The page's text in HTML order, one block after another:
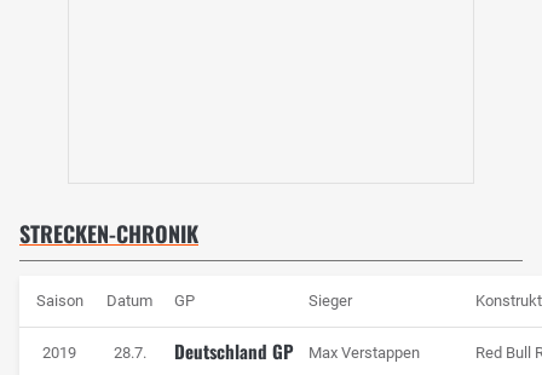
STRECKEN-CHRONIK
Saison Datum GP Sieger
2019 28.7. Deutschland GP Max Verstappen Red Bull